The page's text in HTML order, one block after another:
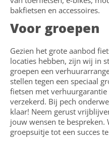
bakfietsen en accessoires.
Voor groepen
Gezien het grote aanbod
locaties hebben, zijn wij in
groepen een
stellen tegen een speciaal
fietsen met verhuurgarantie
verzekerd. Bij pech
klaar! Neem gerust
jouw wensen te
groepsuitje tot een succes